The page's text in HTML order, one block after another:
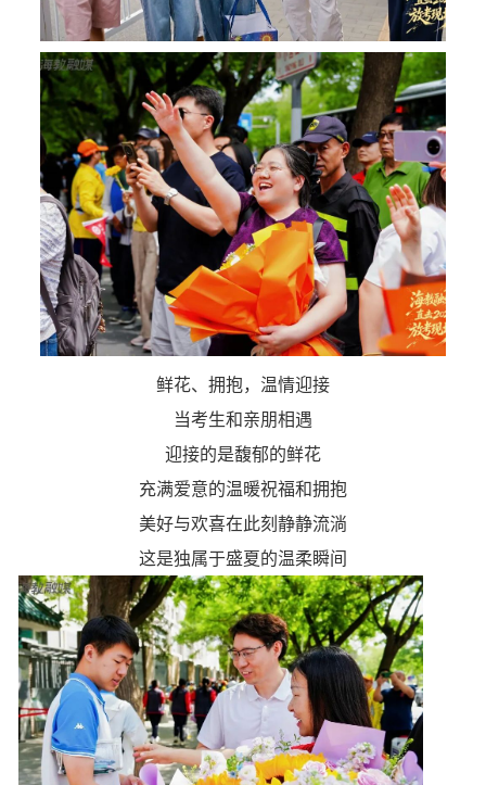
鲜花、拥抱，温情迎接
当考生和亲朋相遇
迎接的是馥郁的鲜花
充满爱意的温暖祝福和拥抱
美好与欢喜在此刻静静流淌
这是独属于盛夏的温柔瞬间